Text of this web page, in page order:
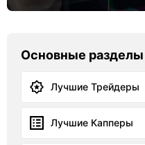
Основные разделы
Лучшие Трейдеры
Лучшие Капперы